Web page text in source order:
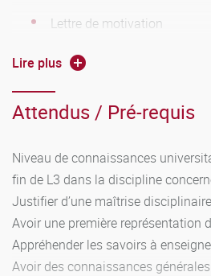
Lettre de motivation
Relevés de notes
Diplômes obtenus depuis le
Lire plus
Attendus / Pré-requis
Niveau de connaissances
fin de L3 dans la discipline
Justifier d’une maîtrise
Avoir une première représentation
Appréhender les savoirs à
Avoir des connaissances